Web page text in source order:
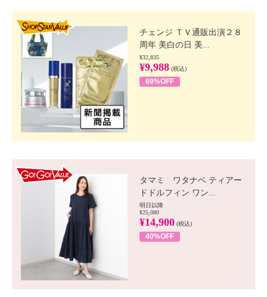
チェンジ ＴＶ通販出演２８
周年 美白の日 美...
¥32,835
¥9,988 (税込)
69%OFF
タマミ ワタナベ ティアー
ドドルフィン ワン...
明日以降
¥25,080
¥14,900 (税込)
40%OFF